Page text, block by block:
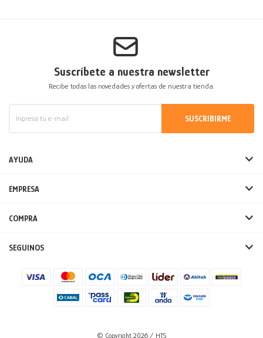
Suscríbete a nuestra newsletter
Recibe todas las novedades y ofertas de nuestra tienda.
SUSCRIBIRME
AYUDA
EMPRESA
COMPRA
SEGUINOS
© Copyright 2026 / HTS